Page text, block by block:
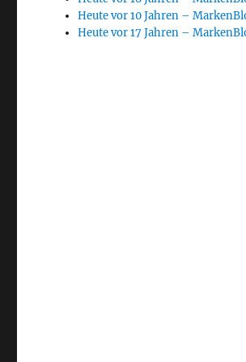
Heute vor 10 Jahren –
Heute vor 17 Jahren –